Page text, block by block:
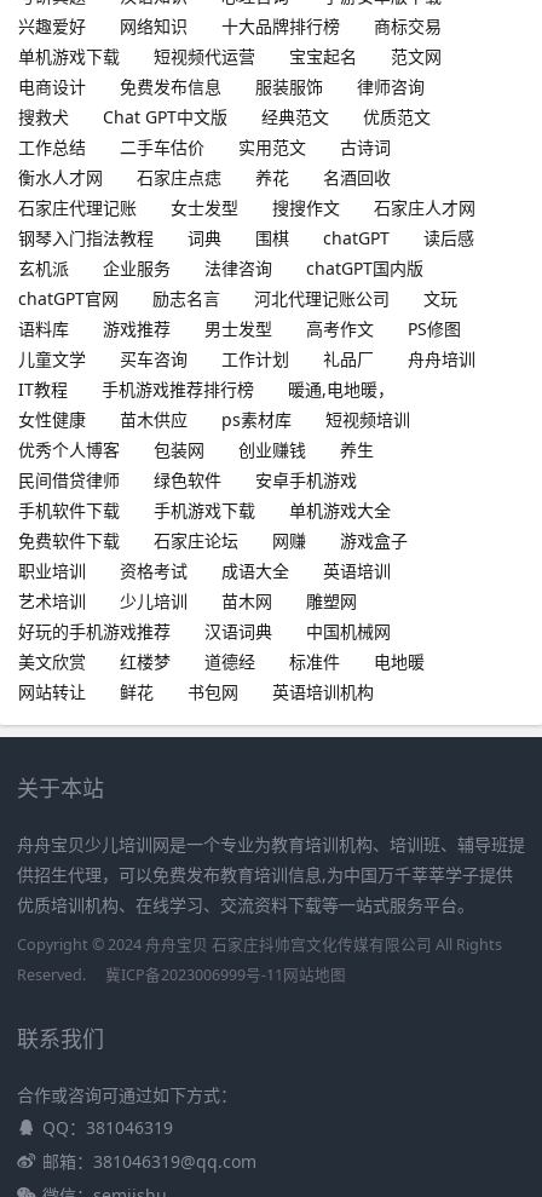
兴趣爱好
网络知识 十大品牌排行榜
商标交易
单机游戏下载
短视频代运营 宝宝起名
范文网
电商设计
免费发布信息 服装服饰
律师咨询
搜救犬
Chat GPT中文版 经典范文
优质范文
工作总结
二手车估价 实用范文
古诗词
衡水人才网
石家庄点痣 养花
名酒回收
石家庄代理记账
女士发型 搜搜作文
石家庄人才网
钢琴入门指法教程
词典 围棋 chatGPT
读后感
玄机派
企业服务 法律咨询
chatGPT国内版
chatGPT官网
励志名言 河北代理记账公司
文玩
语料库
游戏推荐 男士发型 高考作文
PS修图
儿童文学
买车咨询 工作计划 礼品厂
舟舟培训
IT教程
手机游戏推荐排行榜
暖通,电地暖，
女性健康
苗木供应 ps素材库
短视频培训
优秀个人博客
包装网 创业赚钱
养生
民间借贷律师
绿色软件
安卓手机游戏
手机软件下载
手机游戏下载
单机游戏大全
免费软件下载
石家庄论坛 网赚
游戏盒子
职业培训
资格考试 成语大全
英语培训
艺术培训
少儿培训 苗木网
雕塑网
好玩的手机游戏推荐
汉语词典
中国机械网
美文欣赏
红楼梦 道德经 标准件
电地暖
网站转让
鲜花 书包网 英语培训机构
关于本站
舟舟宝贝少儿培训网是一个专业为教育培训机构、培训班、辅导班提
供招生代理，可以免费发布教育培训信息,为中国万千莘莘学子提供
优质培训机构、在线学习、交流资料下载等一站式服务平台。
Copyright © 2024 舟舟宝贝 石家庄抖帅宫文化传媒有限公司 All Rights
Reserved.
冀ICP备2023006999号-11网站地图
联系我们
合作或咨询可通过如下方式：
QQ：381046319
邮箱：381046319@qq.com